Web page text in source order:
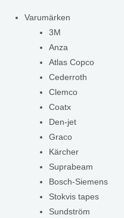
Varumärken
3M
Anza
Atlas Copco
Cederroth
Clemco
Coatx
Den-jet
Graco
Kärcher
Suprabeam
Bosch-Siemens
Stokvis tapes
Sundström